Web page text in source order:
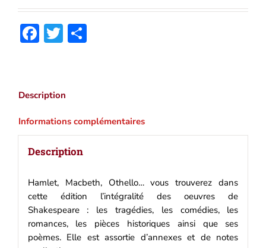
:
Oeuvres
epub,
Kindle
Facebook
Twitter
Description
Informations complémentaires
Description
Hamlet, Macbeth, Othello… vous trouverez dans
cette édition l’intégralité des oeuvres de
Shakespeare : les tragédies, les comédies, les
romances, les pièces historiques ainsi que ses
poèmes. Elle est assortie d’annexes et de notes